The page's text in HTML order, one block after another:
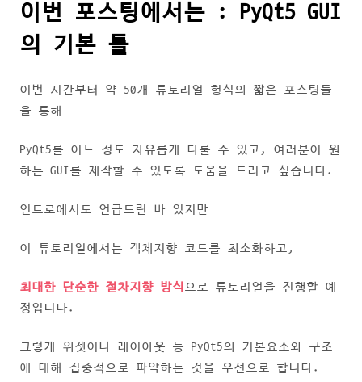
이번 포스팅에서는 : PyQt5 GUI
의 기본 틀
이번 시간부터 약 50개 튜토리얼 형식의 짧은 포스팅들
을 통해
PyQt5를 어느 정도 자유롭게 다룰 수 있고, 여러분이 원
하는 GUI를 제작할 수 있도록 도움을 드리고 싶습니다.
인트로에서도 언급드린 바 있지만
이 튜토리얼에서는 객체지향 코드를 최소화하고,
최대한 단순한 절차지향 방식 으로 튜토리얼을 진행할 예
정입니다.
그렇게 위젯이나 레이아웃 등 PyQt5의 기본요소와 구조
에 대해 집중적으로 파악하는 것을 우선으로 합니다.